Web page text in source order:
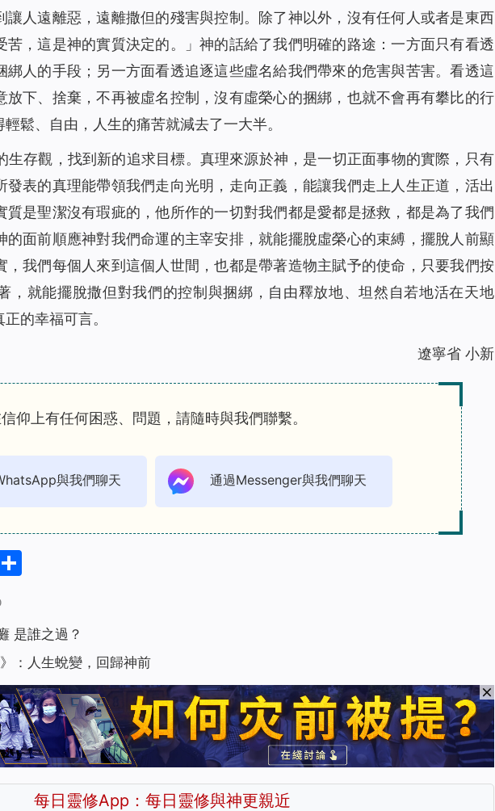
讓人遠離惡，遠離撒但的殘害與控制。除了神以外，沒有任何人或者是東西
，這是神的實質決定的。
」神的話給了我們明確的路途：一方面只有看透
綁人的手段；另一方面看透追逐這些虛名給我們帶來的危害與苦害。看透這
放下、捨棄，不再被虛名控制，沒有虛榮心的捆綁，也就不會再有攀比的行
鬆、自由，人生的痛苦就減去了一大半。
生存觀，找到新的追求目標。真理來源於神，是一切正面事物的實際，只有
發表的真理能帶領我們走向光明，走向正義，能讓我們走上人生正道，活出
質是聖潔沒有瑕疵的，他所作的一切對我們都是愛都是拯救，都是為了我們
的面前順應神對我們命運的主宰安排，就能擺脫虛榮心的束縛，擺脫人前顯
，我們每個人來到這個人世間，也都是帶著造物主賦予的使命，只要我們按
，就能擺脫撒但對我們的控制與捆綁，自由釋放地、坦然自若地活在天地
的幸福可言。
遼寧省 小新
仰上有任何困惑、問題，請隨時與我們聯繫。
與我們聊天 通過Messenger與我們聊天
是誰之過？
：人生蛻變，回歸神前
每日靈修App：每日靈修與神更親近